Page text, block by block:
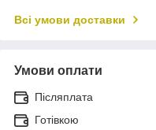
Всі умови доставки
Умови оплати
Післяплата
Готівкою